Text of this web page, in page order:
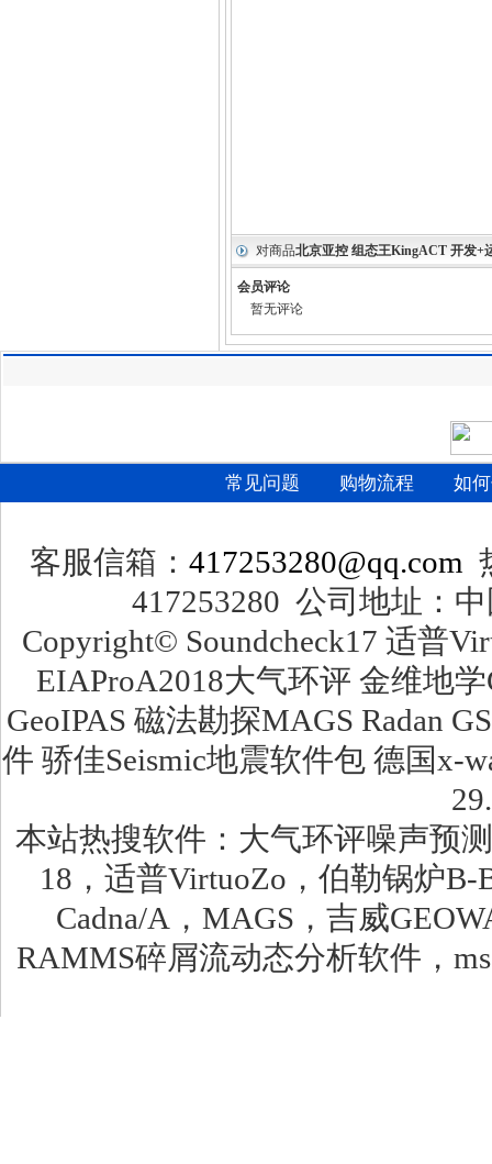
对商品北京亚控 组态王KingACT 开发+
会员评论
暂无评论
常见问题 购物流程 如
客服信箱： 417253280@qq.com
417253280 公司地址：
Copyright© Soundcheck17 适普
EIAProA2018大气环评 金维地
GeoIPAS 磁法勘探MAGS Radan
件 骄佳Seismic地震软件包 德国x-
本站热搜软件：大气环评噪声预
18，适普VirtuoZo，伯勒锅炉B-
Cadna/A，MAGS，吉威
RAMMS碎屑流动态分析软件，